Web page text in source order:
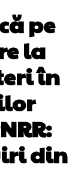
pe
la
în
din